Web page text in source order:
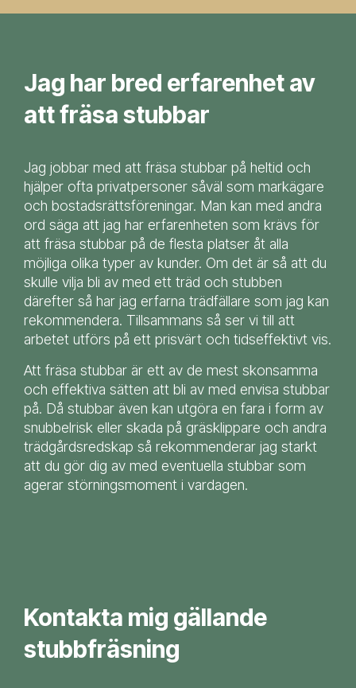
Jag har bred erfarenhet av
att fräsa stubbar
Jag jobbar med att fräsa stubbar på heltid och
hjälper ofta privatpersoner såväl som markägare
och bostadsrättsföreningar. Man kan med andra
ord säga att jag har erfarenheten som krävs för
att fräsa stubbar på de flesta platser åt alla
möjliga olika typer av kunder. Om det är så att du
skulle vilja bli av med ett träd och stubben
därefter så har jag erfarna trädfällare som jag kan
rekommendera. Tillsammans så ser vi till att
arbetet utförs på ett prisvärt och tidseffektivt vis.
Att fräsa stubbar är ett av de mest skonsamma
och effektiva sätten att bli av med envisa stubbar
på. Då stubbar även kan utgöra en fara i form av
snubbelrisk eller skada på gräsklippare och andra
trädgårdsredskap så rekommenderar jag starkt
att du gör dig av med eventuella stubbar som
agerar störningsmoment i vardagen.
Kontakta mig gällande
stubbfräsning